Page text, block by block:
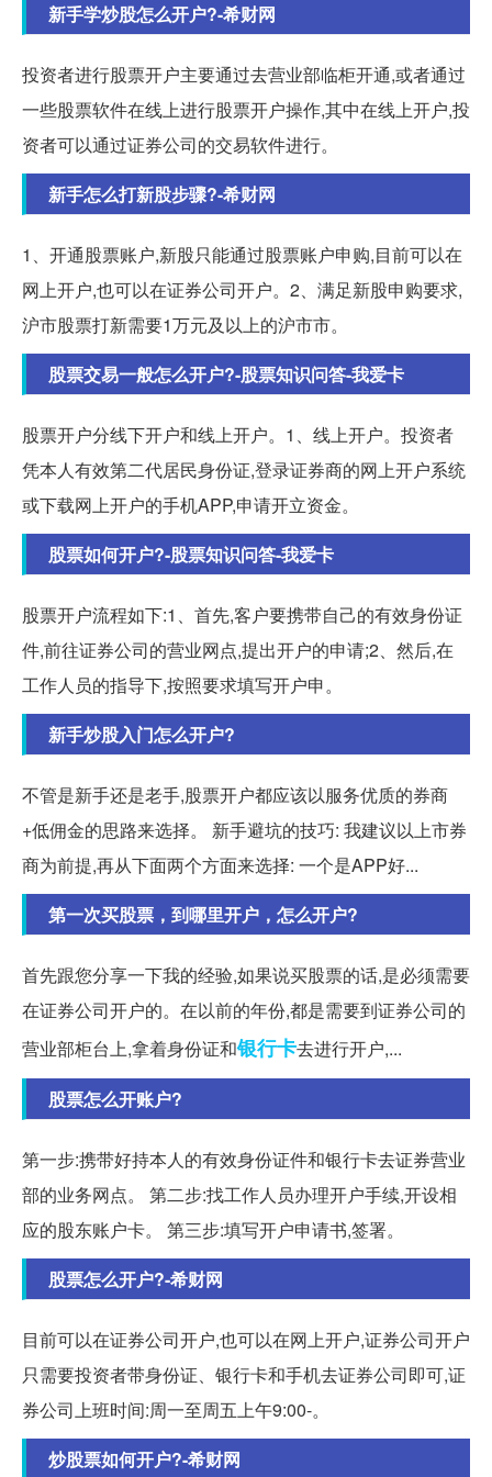
新手学炒股怎么开户?-希财网
投资者进行股票开户主要通过去营业部临柜开通,或者通过
一些股票软件在线上进行股票开户操作,其中在线上开户,投
资者可以通过证券公司的交易软件进行。
新手怎么打新股步骤?-希财网
1、开通股票账户,新股只能通过股票账户申购,目前可以在
网上开户,也可以在证券公司开户。2、满足新股申购要求,
沪市股票打新需要1万元及以上的沪市市。
股票交易一般怎么开户?-股票知识问答-我爱卡
股票开户分线下开户和线上开户。1、线上开户。投资者
凭本人有效第二代居民身份证,登录证券商的网上开户系统
或下载网上开户的手机APP,申请开立资金。
股票如何开户?-股票知识问答-我爱卡
股票开户流程如下:1、首先,客户要携带自己的有效身份证
件,前往证券公司的营业网点,提出开户的申请;2、然后,在
工作人员的指导下,按照要求填写开户申。
新手炒股入门怎么开户?
不管是新手还是老手,股票开户都应该以服务优质的券商
+低佣金的思路来选择。 新手避坑的技巧: 我建议以上市券
商为前提,再从下面两个方面来选择: 一个是APP好...
第一次买股票，到哪里开户，怎么开户?
首先跟您分享一下我的经验,如果说买股票的话,是必须需要
在证券公司开户的。在以前的年份,都是需要到证券公司的
营业部柜台上,拿着身份证和银行卡去进行开户,...
股票怎么开账户?
第一步:携带好持本人的有效身份证件和银行卡去证券营业
部的业务网点。 第二步:找工作人员办理开户手续,开设相
应的股东账户卡。 第三步:填写开户申请书,签署。
股票怎么开户?-希财网
目前可以在证券公司开户,也可以在网上开户,证券公司开户
只需要投资者带身份证、银行卡和手机去证券公司即可,证
券公司上班时间:周一至周五上午9:00-。
炒股票如何开户?-希财网